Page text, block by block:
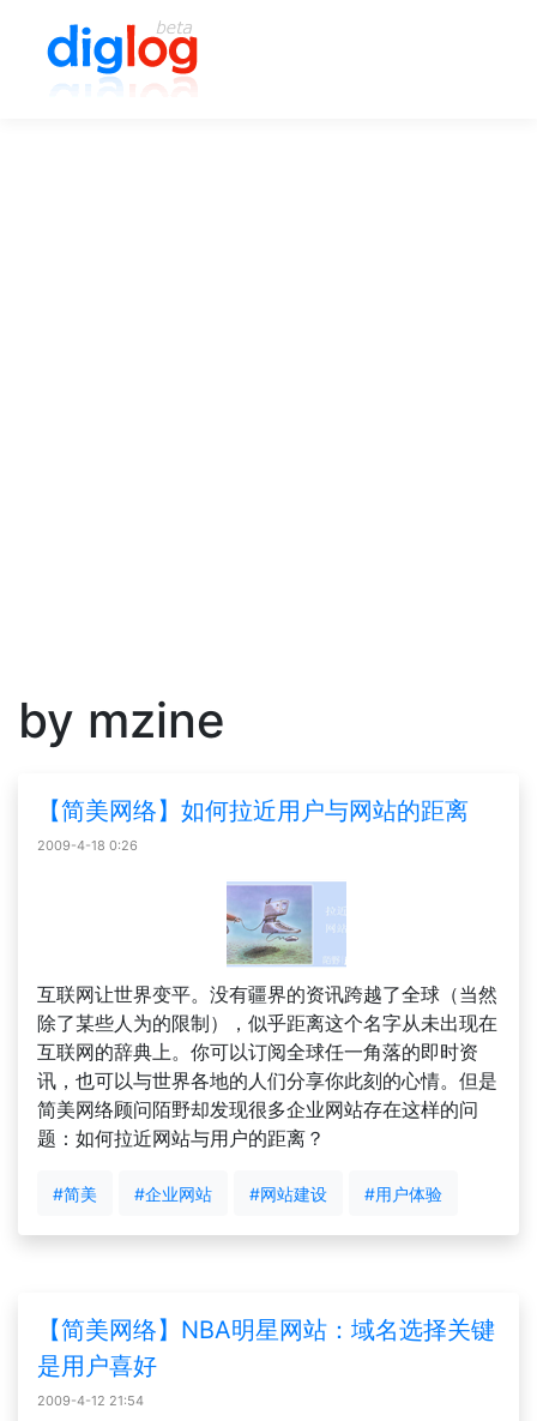
by mzine
【简美网络】如何拉近用户与网站的距离
2009-4-18 0:26
互联网让世界变平。没有疆界的资讯跨越了全球（当然
除了某些人为的限制），似乎距离这个名字从未出现在
互联网的辞典上。你可以订阅全球任一角落的即时资
讯，也可以与世界各地的人们分享你此刻的心情。但是
简美网络顾问陌野却发现很多企业网站存在这样的问
题：如何拉近网站与用户的距离？
#简美 #企业网站 #网站建设 #用户体验
【简美网络】NBA明星网站：域名选择关键
是用户喜好
2009-4-12 21:54